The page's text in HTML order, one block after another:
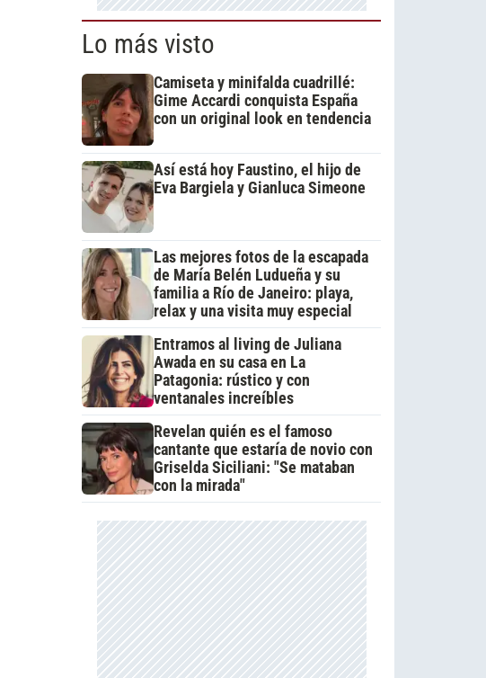
Lo más visto
Camiseta y minifalda cuadrillé:
Gime Accardi conquista España
con un original look en tendencia
Así está hoy Faustino, el hijo de
Eva Bargiela y Gianluca Simeone
Las mejores fotos de la escapada
de María Belén Ludueña y su
familia a Río de Janeiro: playa,
relax y una visita muy especial
Entramos al living de Juliana
Awada en su casa en La
Patagonia: rústico y con
ventanales increíbles
Revelan quién es el famoso
cantante que estaría de novio con
Griselda Siciliani: "Se mataban
con la mirada"